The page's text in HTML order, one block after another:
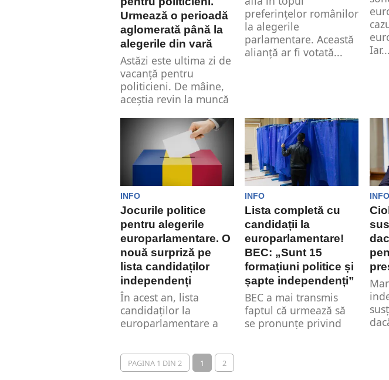
Urmează o perioadă
aglomerată până la
alegerile din vară
Astăzi este ultima zi de
vacanță pentru
politicieni. De mâine,
aceștia revin la muncă
preferințelor românilor
la alegerile
parlamentare. Această
alianță ar fi votată...
Iar...
INFO
Jocurile politice
pentru alegerile
europarlamentare. O
nouă surpriză pe
lista candidaților
independenți
În acest an, lista
candidaților la
europarlamentare a
care...
INFO
Lista completă cu
candidații la
europarlamentare!
BEC: „Sunt 15
formațiuni politice și
șapte independenți”
BEC a mai transmis
faptul că urmează să
se pronunțe privind
INFO
PAGINA 1 DIN 2 1 2